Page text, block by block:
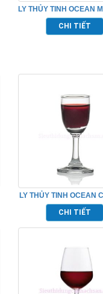
LY THỦY TINH OCEAN
BORDEAUX
CHI TIẾT
LY THỦY TINH OCEAN
LIQUEUR
CHI TIẾT